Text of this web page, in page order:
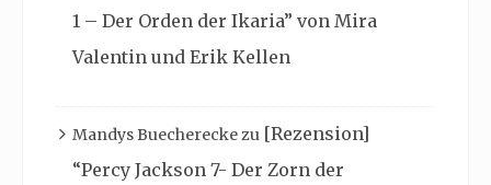
1 – Der Orden der Ikaria” von Mira
Valentin und Erik Kellen
Mandys Buechereckezu [Rezension]
“Percy Jackson 7- Der Zorn der